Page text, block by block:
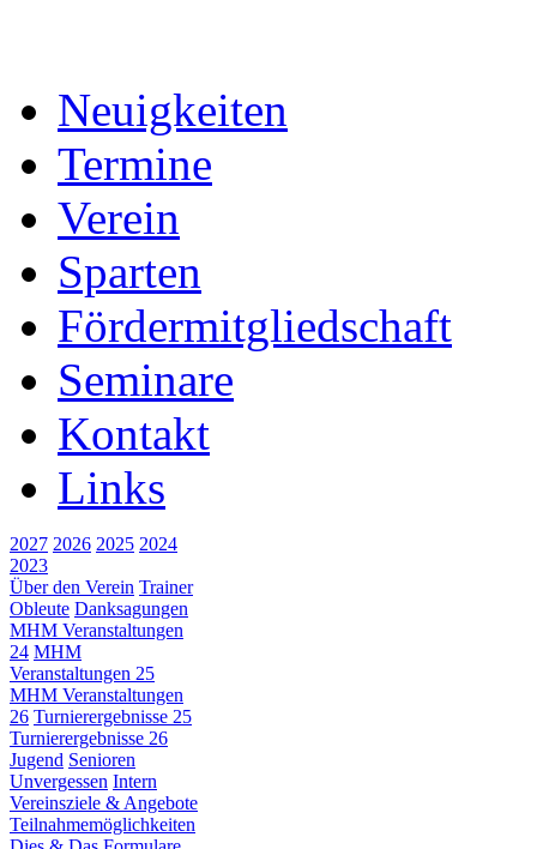
Neuigkeiten
Termine
Verein
Sparten
Fördermitgliedschaft
Seminare
Kontakt
Links
2027 2026 2025 2024
2023
Über den Verein Trainer
Obleute Danksagungen
MHM Veranstaltungen
24 MHM
Veranstaltungen 25
MHM Veranstaltungen
26 Turnierergebnisse 25
Turnierergebnisse 26
Jugend Senioren
Unvergessen Intern
Vereinsziele & Angebote
Teilnahmemöglichkeiten